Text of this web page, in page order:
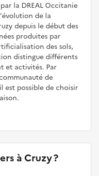
la DREAL Occitanie
de la
depuis le début des
produites par
des sols,
distingue différents
et activités. Par
de
est possible de choisir
à Cruzy ?